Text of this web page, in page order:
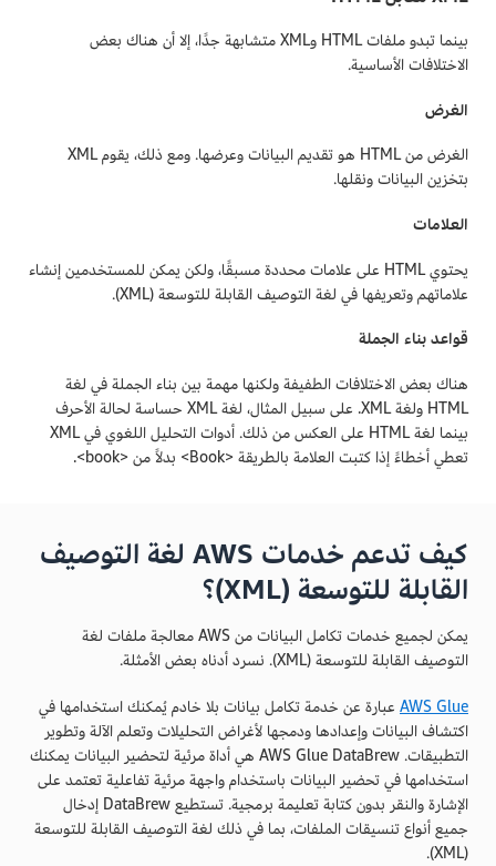
بينما تبدو ملفات HTML وXML متشابهة جدًا، إلا أن هناك بعض
الاختلافات الأساسية.
الغرض
الغرض من HTML هو تقديم البيانات وعرضها. ومع ذلك، يقوم XML
بتخزين البيانات ونقلها.
العلامات
يحتوي HTML على علامات محددة مسبقًا، ولكن يمكن للمستخدمين إنشاء
علاماتهم وتعريفها في لغة التوصيف القابلة للتوسعة (XML).
قواعد بناء الجملة
هناك بعض الاختلافات الطفيفة ولكنها مهمة بين بناء الجملة في لغة
HTML ولغة XML. على سبيل المثال، لغة XML حساسة لحالة الأحرف
بينما لغة HTML على العكس من ذلك. أدوات التحليل اللغوي في XML
تعطي أخطاءً إذا كتبت العلامة بالطريقة <Book> بدلاً من <book>.
كيف تدعم خدمات AWS لغة التوصيف
القابلة للتوسعة (XML)؟
يمكن لجميع خدمات تكامل البيانات من AWS معالجة ملفات لغة
التوصيف القابلة للتوسعة (XML). نسرد أدناه بعض الأمثلة.
AWS Glue عبارة عن خدمة تكامل بيانات بلا خادم يُمكنك استخدامها في
اكتشاف البيانات وإعدادها ودمجها لأغراض التحليلات وتعلم الآلة وتطوير
التطبيقات. AWS Glue DataBrew هي أداة مرئية لتحضير البيانات يمكنك
استخدامها في تحضير البيانات باستخدام واجهة مرئية تفاعلية تعتمد على
الإشارة والنقر بدون كتابة تعليمة برمجية. تستطيع DataBrew إدخال
جميع أنواع تنسيقات الملفات، بما في ذلك لغة التوصيف القابلة للتوسعة
(XML).